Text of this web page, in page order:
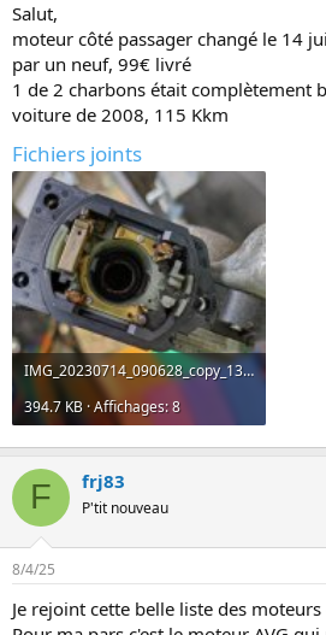
Salut,
moteur côté passager changé le 14
par un neuf, 99€ livré
1 de 2 charbons était complètement
voiture de 2008, 115 Kkm
Fichiers joints
IMG_20230714_090628_copy_1388x1856.jpg
394.7 KB · Affichages: 8
F frj83
P'tit nouveau
8/4/25
Je rejoint cette belle liste des